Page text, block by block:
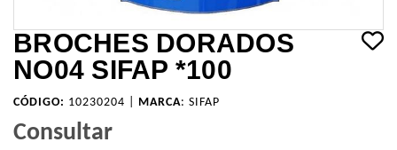
BROCHES DORADOS
NO04 SIFAP *100
CÓDIGO: 10230204 | MARCA: SIFAP
Consultar